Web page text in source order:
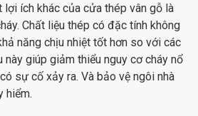
lợi ích khác của cửa thép vân gỗ là
Chất liệu thép có đặc tính không
năng chịu nhiệt tốt hơn so với các
này giúp giảm thiểu nguy cơ cháy nổ
sự cố xảy ra. Và bảo vệ ngôi nhà
hiểm.